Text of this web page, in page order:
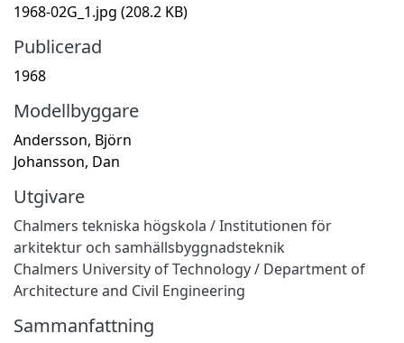
1968-02G_1.jpg (208.2 KB)
Publicerad
1968
Modellbyggare
Andersson, Björn
Johansson, Dan
Utgivare
Chalmers tekniska högskola / Institutionen för
arkitektur och samhällsbyggnadsteknik
Chalmers University of Technology / Department of
Architecture and Civil Engineering
Sammanfattning